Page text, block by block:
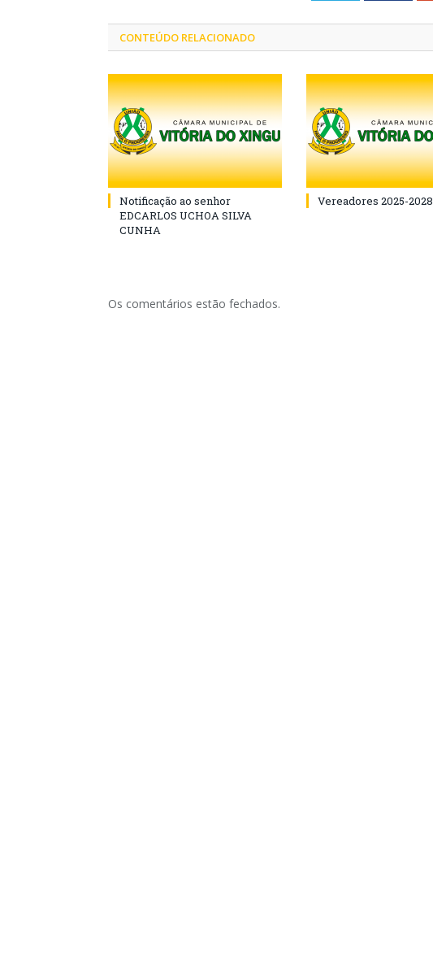
CONTEÚDO RELACIONADO
Notificação ao senhor
EDCARLOS UCHOA SILVA
CUNHA
Vereadores 2025-2028
Os comentários estão fechados.